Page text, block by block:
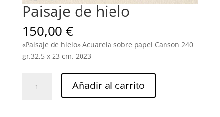
Paisaje de hielo
150,00 €
«Paisaje de hielo» Acuarela sobre papel Canson 240
gr.32,5 x 23 cm. 2023
Añadir al carrito